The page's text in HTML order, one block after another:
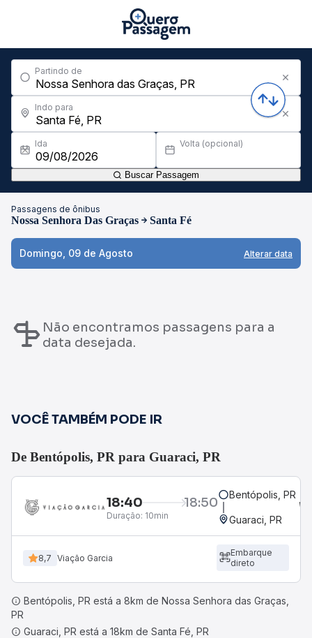
Partindo de
Indo para
Ida Volta (opcional)
Buscar Passagem
Passagens de ônibus
Nossa Senhora Das Graças Santa Fé
Domingo, 09 de Agosto Alterar data
Não encontramos passagens para a
data desejada.
VOCÊ TAMBÉM PODE IR
De Bentópolis, PR para Guaraci, PR
18:40 18:50
Duração: 10min
Bentópolis, PR
Guaraci, PR
8,7 Viação Garcia
Embarque
direto
Bentópolis, PR está a 8km de Nossa Senhora das Graças,
PR
Guaraci, PR está a 18km de Santa Fé, PR